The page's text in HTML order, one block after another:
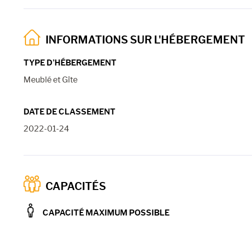
INFORMATIONS SUR L'HÉBERGEMENT
TYPE D’HÉBERGEMENT
Meublé et Gîte
DATE DE CLASSEMENT
2022-01-24
CAPACITÉS
CAPACITÉ MAXIMUM POSSIBLE